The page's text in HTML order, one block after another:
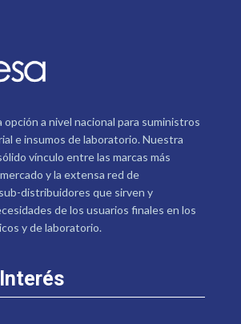
opción a nivel nacional para suministros
e insumos de laboratorio. Nuestra
vínculo entre las marcas más
y la extensa red de
distribuidores que sirven y
de los usuarios finales en los
y de laboratorio.